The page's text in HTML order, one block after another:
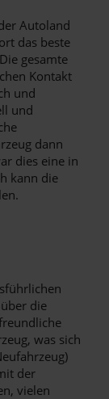
Autoland
das beste
gesamte
Kontakt
und
und
dann
dies eine in
kann die
die
was sich
der
vielen